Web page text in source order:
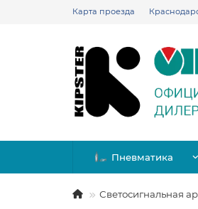
Карта проезда
Пневматика
Светосигнальная